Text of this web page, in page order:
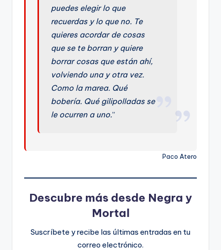
puedes elegir lo que
recuerdas y lo que no. Te
quieres acordar de cosas
que se te borran y quiere
borrar cosas que están ahí,
volviendo una y otra vez.
Como la marea. Qué
bobería. Qué gilipolladas se
le ocurren a uno.”
Paco Atero
Descubre más desde Negra y
Mortal
Suscríbete y recibe las últimas entradas en tu
correo electrónico.